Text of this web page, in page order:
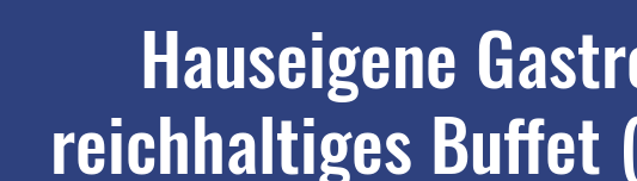
Hauseigene
reichhaltiges Buffet